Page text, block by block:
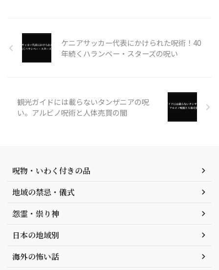
ケニアサッカー代表にかけられた呪術！40
年続くハランベー・スターズの呪い
観光ガイドには載らないタンザニアの呪
い。アルビノ呪術と人体売買の闇
呪物・いわく付きの品
地域の禁忌・儀式
怨霊・祟り神
日本の地域別
海外の怖い話